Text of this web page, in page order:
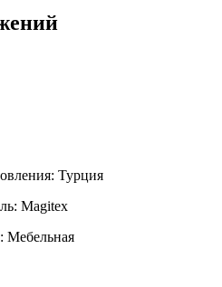
Турция
Magitex
Мебельная